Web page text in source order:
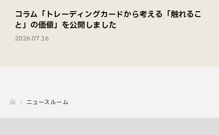
コラム「トレーディングカードから考える「触れるこ
と」の価値」を公開しました
2026.07.16
ニュースルーム